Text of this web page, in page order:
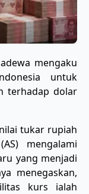
mengaku
untuk
terhadap dolar
tukar rupiah
mengalami
yang menjadi
menegaskan,
kurs ialah